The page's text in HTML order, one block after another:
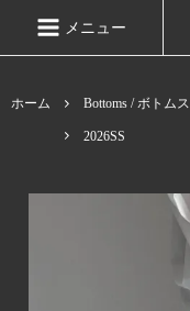
メニュー
ホーム Bottoms / ボトムス
2026SS